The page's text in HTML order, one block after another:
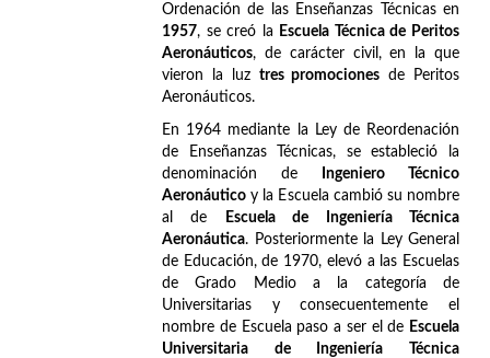
Ordenación de las Enseñanzas Técnicas en
1957, se creó la
Escuela Técnica de Peritos
Aeronáuticos, de carácter civil, en la que
vieron la luz tres promociones de Peritos
Aeronáuticos.
En 1964 mediante la Ley de Reordenación
de Enseñanzas Técnicas, se estableció la
denominación de
Ingeniero Técnico
Aeronáutico y la Escuela cambió su nombre
al de
Escuela de Ingeniería Técnica
Aeronáutica. Posteriormente la Ley General
de Educación, de 1970, elevó a las Escuelas
de Grado Medio a la categoría de
Universitarias y consecuentemente el
nombre de Escuela paso a ser el de Escuela
Universitaria de Ingeniería Técnica